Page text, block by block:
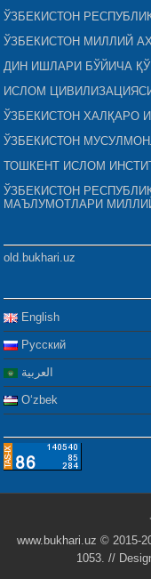
ЎЗБЕКИСТОН
ЎЗБЕКИСТОН МИЛЛИЙ
ДИН ИШЛАРИ БЎЙИЧА
ИСЛОМ
ЎЗБЕКИСТОН ХАЛҚАРО
ЎЗБЕКИСТОН
ТОШКЕНТ ИСЛОМ
ЎЗБЕКИСТОН
МАЪЛУМОТЛАРИ
old.bukhari.uz
English
Русский
العربية
Oʻzbek
www.bukhari.uz ©
1053. //